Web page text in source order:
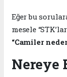
Eğer bu
mesele
“Camiler
Nereye